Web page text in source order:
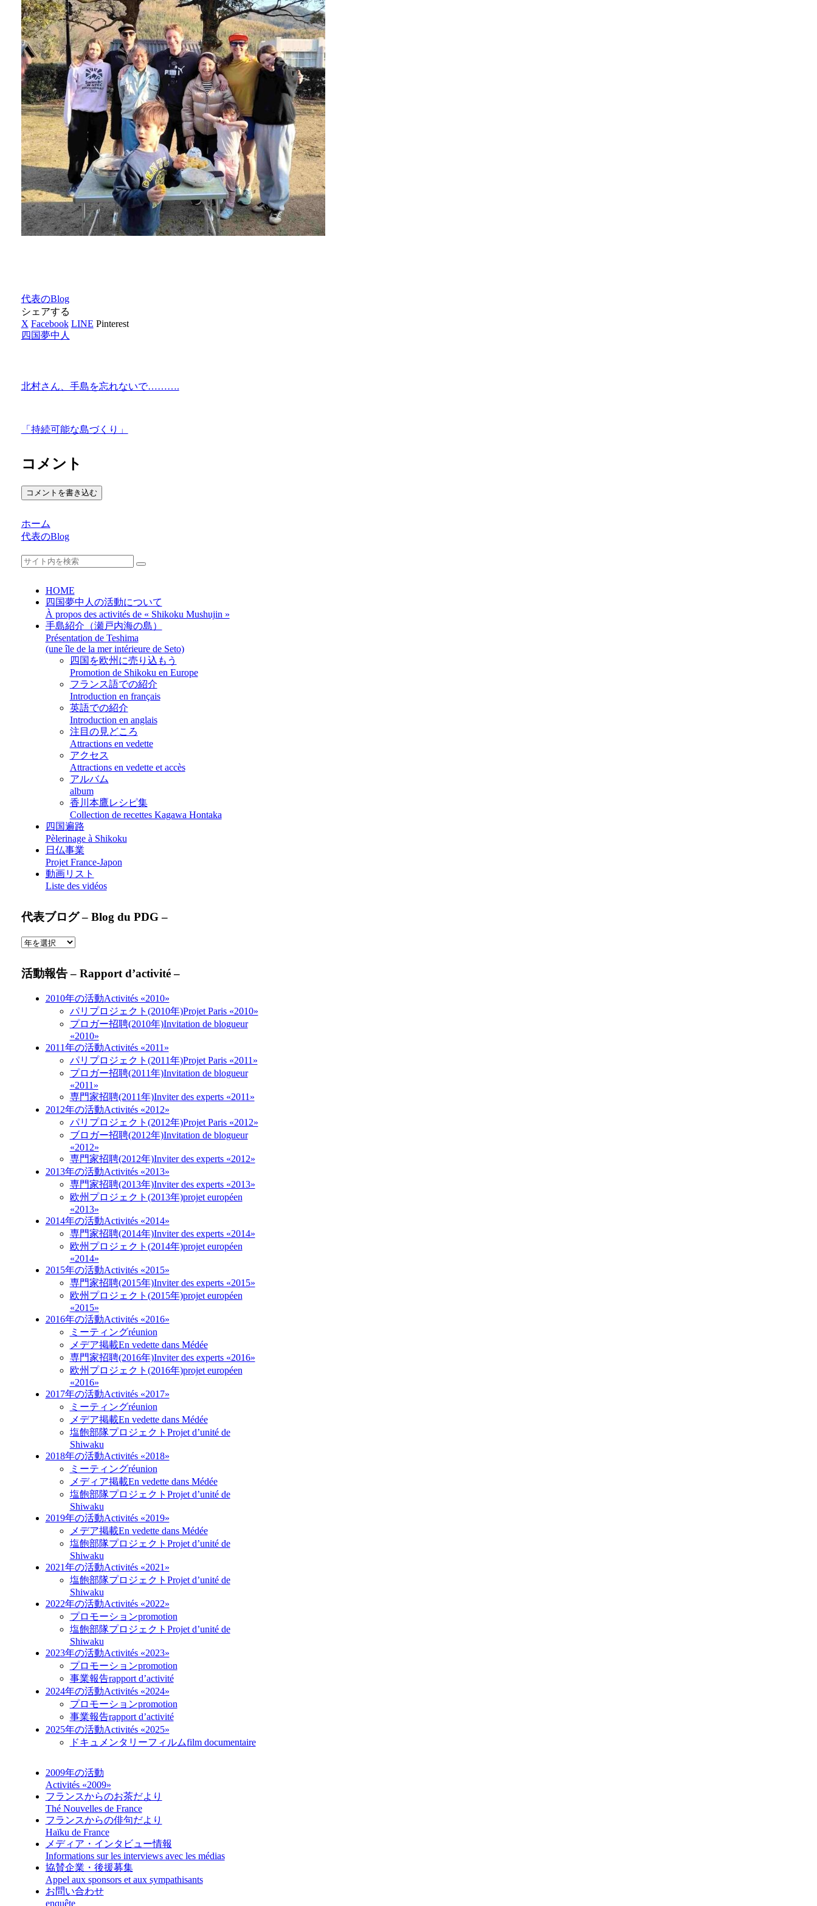
代表のBlog
シェアする
X Facebook LINE Pinterest
四国夢中人
北村さん、手島を忘れないで……….
「持続可能な島づくり」
コメント
コメントを書き込む
ホーム
代表のBlog
HOME
四国夢中人の活動について
À propos des activités de « Shikoku Mushujin »
手島紹介（瀬戸内海の島）
Présentation de Teshima
(une île de la mer intérieure de Seto)
四国を欧州に売り込もう
Promotion de Shikoku en Europe
フランス語での紹介
Introduction en français
英語での紹介
Introduction en anglais
注目の見どころ
Attractions en vedette
アクセス
Attractions en vedette et accès
アルバム
album
香川本鷹レシピ集
Collection de recettes Kagawa Hontaka
四国遍路
Pèlerinage à Shikoku
日仏事業
Projet France-Japon
動画リスト
Liste des vidéos
代表ブログ – Blog du PDG –
活動報告 – Rapport d’activité –
2010年の活動Activités «2010»
パリプロジェクト(2010年)Projet Paris «2010»
プロガー招聘(2010年)Invitation de blogueur
«2010»
2011年の活動Activités «2011»
パリプロジェクト(2011年)Projet Paris «2011»
プロガー招聘(2011年)Invitation de blogueur
«2011»
専門家招聘(2011年)Inviter des experts «2011»
2012年の活動Activités «2012»
パリプロジェクト(2012年)Projet Paris «2012»
ブロガー招聘(2012年)Invitation de blogueur
«2012»
専門家招聘(2012年)Inviter des experts «2012»
2013年の活動Activités «2013»
専門家招聘(2013年)Inviter des experts «2013»
欧州プロジェクト(2013年)projet européen
«2013»
2014年の活動Activités «2014»
専門家招聘(2014年)Inviter des experts «2014»
欧州プロジェクト(2014年)projet européen
«2014»
2015年の活動Activités «2015»
専門家招聘(2015年)Inviter des experts «2015»
欧州プロジェクト(2015年)projet européen
«2015»
2016年の活動Activités «2016»
ミーティングréunion
メデア掲載En vedette dans Médée
専門家招聘(2016年)Inviter des experts «2016»
欧州プロジェクト(2016年)projet européen
«2016»
2017年の活動Activités «2017»
ミーティングréunion
メデア掲載En vedette dans Médée
塩飽部隊プロジェクト Projet d’unité de
Shiwaku
2018年の活動Activités «2018»
ミーティングréunion
メディア掲載En vedette dans Médée
塩飽部隊プロジェクト Projet d’unité de
Shiwaku
2019年の活動Activités «2019»
メデア掲載En vedette dans Médée
塩飽部隊プロジェクト Projet d’unité de
Shiwaku
2021年の活動Activités «2021»
塩飽部隊プロジェクト Projet d’unité de
Shiwaku
2022年の活動Activités «2022»
プロモーションpromotion
塩飽部隊プロジェクト Projet d’unité de
Shiwaku
2023年の活動Activités «2023»
プロモーションpromotion
事業報告rapport d’activité
2024年の活動Activités «2024»
プロモーションpromotion
事業報告rapport d’activité
2025年の活動Activités «2025»
ドキュメンタリーフィルムfilm documentaire
2009年の活動
Activités «2009»
フランスからのお茶だより
Thé Nouvelles de France
フランスからの俳句だより
Haïku de France
メディア・インタビュー情報
Informations sur les interviews avec les médias
協賛企業・後援募集
Appel aux sponsors et aux sympathisants
お問い合わせ
enquête